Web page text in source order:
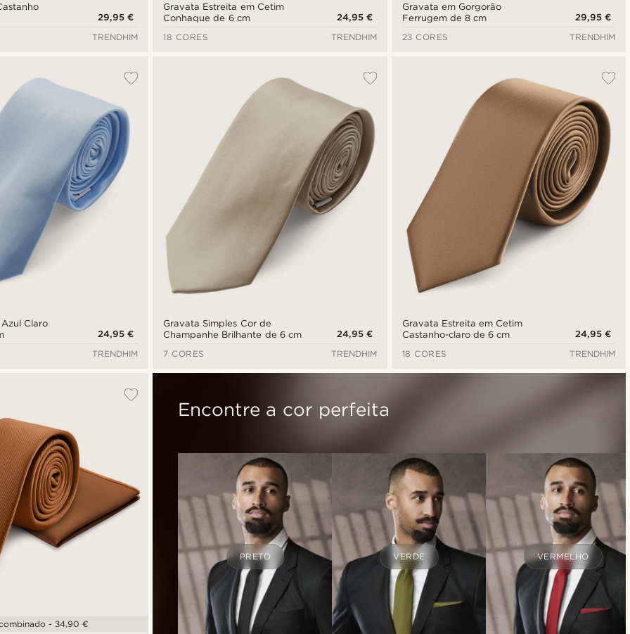
29,95 €
TRENDHIM
Gravata Estreita em Cetim
Conhaque de 6 cm
24,95 €
18 CORES
TRENDHIM
Gravata em Gorgorão
Ferrugem de 8 cm
29,95 €
23 CORES
TRENDHIM
Claro
24,95 €
TRENDHIM
Gravata Simples Cor de
Champanhe Brilhante de 6 cm
24,95 €
7 CORES
TRENDHIM
Gravata Estreita em Cetim
Castanho-claro de 6 cm
24,95 €
18 CORES
TRENDHIM
- 34,90 €
Encontre a cor perfeita
PRETO VERDE VERMELHO